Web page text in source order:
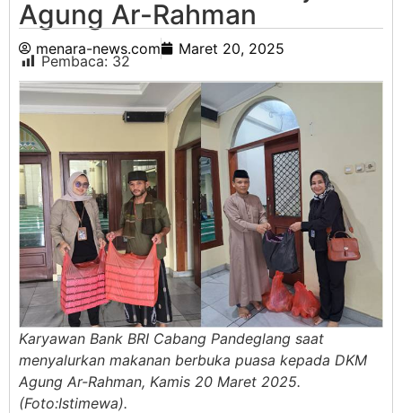
Agung Ar-Rahman
menara-news.com Maret 20, 2025
Pembaca: 32
Karyawan Bank BRI Cabang Pandeglang saat
menyalurkan makanan berbuka puasa kepada DKM
Agung Ar-Rahman, Kamis 20 Maret 2025.
(Foto:Istimewa).